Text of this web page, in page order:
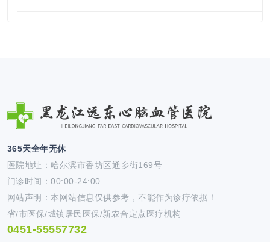
365天全年无休
医院地址：哈尔滨市香坊区通乡街169号
门诊时间：00:00-24:00
网站声明：本网站信息仅供参考，不能作为诊疗依据！
省/市医保/城镇居民医保/新农合定点医疗机构
0451-55557732